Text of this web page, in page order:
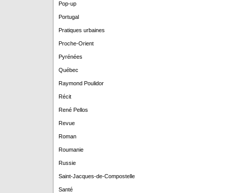
Pop-up
Portugal
Pratiques urbaines
Proche-Orient
Pyrénées
Québec
Raymond Poulidor
Récit
René Pellos
Revue
Roman
Roumanie
Russie
Saint-Jacques-de-Compostelle
Santé